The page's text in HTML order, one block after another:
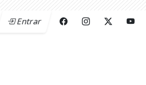
Entrar